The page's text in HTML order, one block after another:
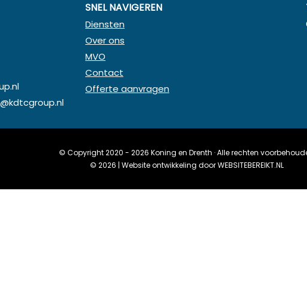
SNEL NAVIGEREN
Diensten
Over ons
MVO
Contact
Offerte aanvragen
© Copyright 2020 - 2026 Koning en Drenth · Alle rechten
© 2026 | Website ontwikkeling doorWEBSITEBEREIKT.NL